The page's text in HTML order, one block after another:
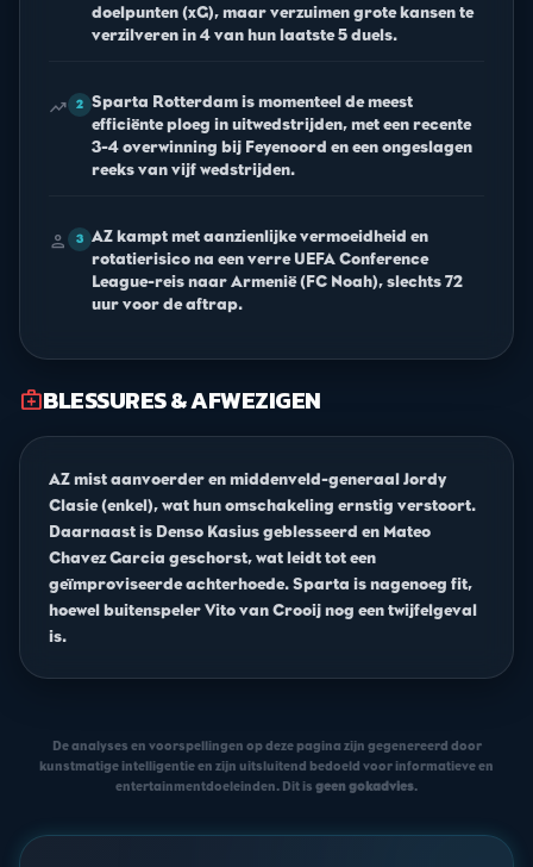
doelpunten (xG), maar verzuimen grote kansen te
verzilveren in 4 van hun laatste 5 duels.
trending_up 2
Sparta Rotterdam is momenteel de meest
efficiënte ploeg in uitwedstrijden, met een recente
3-4 overwinning bij Feyenoord en een ongeslagen
reeks van vijf wedstrijden.
person 3
AZ kampt met aanzienlijke vermoeidheid en
rotatierisico na een verre UEFA Conference
League-reis naar Armenië (FC Noah), slechts 72
uur voor de aftrap.
medical_servicesBLESSURES & AFWEZIGEN
AZ mist aanvoerder en middenveld-generaal Jordy
Clasie (enkel), wat hun omschakeling ernstig verstoort.
Daarnaast is Denso Kasius geblesseerd en Mateo
Chavez Garcia geschorst, wat leidt tot een
geïmproviseerde achterhoede. Sparta is nagenoeg fit,
hoewel buitenspeler Vito van Crooij nog een twijfelgeval
is.
De analyses en voorspellingen op deze pagina zijn gegenereerd door
kunstmatige intelligentie en zijn uitsluitend bedoeld voor informatieve en
entertainmentdoeleinden. Dit is geen gokadvies.